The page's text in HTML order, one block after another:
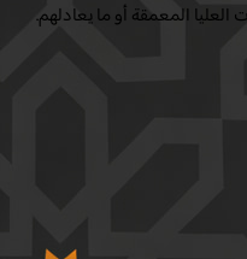
المعمقة أو ما يعادلهم.